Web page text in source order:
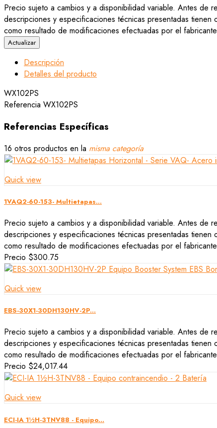
Precio sujeto a cambios y a disponibilidad variable. Antes de
descripciones y especificaciones técnicas presentadas
como resultado de modificaciones efectuadas por el
Descripción
Detalles del producto
WX102PS
Referencia WX102PS
Referencias Específicas
16 otros productos en la misma categoría
Quick view
1VAQ2-60-153- Multietapas...
Precio sujeto a cambios y a disponibilidad variable. Antes de
descripciones y especificaciones técnicas presentadas
como resultado de modificaciones efectuadas por el
Precio $300.75
Quick view
EBS-30X1-30DH130HV-2P...
Precio sujeto a cambios y a disponibilidad variable. Antes de
descripciones y especificaciones técnicas presentadas
como resultado de modificaciones efectuadas por el
Precio $24,017.44
Quick view
ECI-IA 1½H-3TNV88 - Equipo...